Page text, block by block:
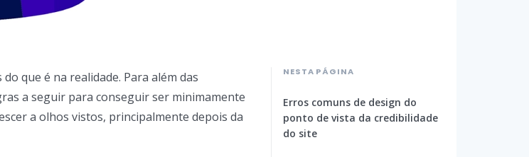
que é na realidade. Para além das
a seguir para conseguir ser minimamente
a olhos vistos, principalmente depois da
NESTA PÁGINA
Erros comuns de design do
ponto de vista da credibilidade
do site